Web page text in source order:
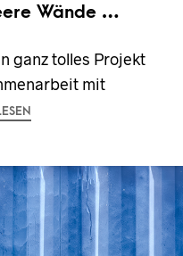
Wände …
ganz tolles Projekt
mit